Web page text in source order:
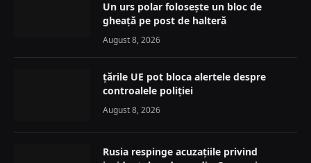
Un urs polar folosește un bloc de
gheață pe post de halteră
August 8, 2026
țările UE pot bloca alertele despre
controalele poliției
August 8, 2026
Rusia respinge acuzațiile privind